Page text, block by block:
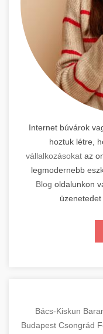
Internet búvárok
hoztuk létre,
vállalkozásokat az
legmodernebb
Blog oldalunkon
üzenetedet
Bács-Kiskun
Budapest Csongrád